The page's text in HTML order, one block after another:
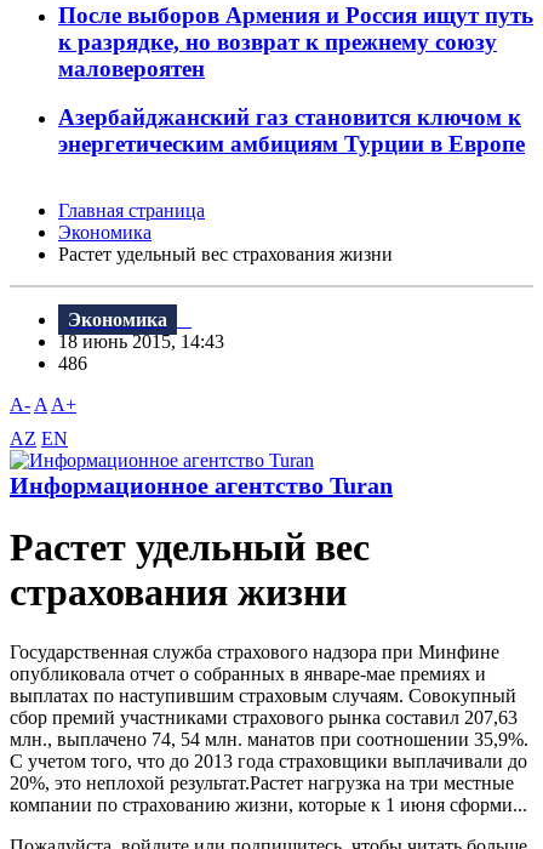
После выборов Армения и Россия ищут путь
к разрядке, но возврат к прежнему союзу
маловероятен
Азербайджанский газ становится ключом к
энергетическим амбициям Турции в Европе
Главная страница
Экономика
Растет удельный вес страхования жизни
Экономика
18 июнь 2015, 14:43
486
A- A A+
AZ EN
Информационное агентство Turan
Растет удельный вес
страхования жизни
Государственная служба страхового надзора при Минфине
опубликовала отчет о собранных в январе-мае премиях и
выплатах по наступившим страховым случаям. Совокупный
сбор премий участниками страхового рынка составил 207,63
млн., выплачено 74, 54 млн. манатов при соотношении 35,9%.
С учетом того, что до 2013 года страховщики выплачивали до
20%, это неплохой результат.Растет нагрузка на три местные
компании по страхованию жизни, которые к 1 июня сформи...